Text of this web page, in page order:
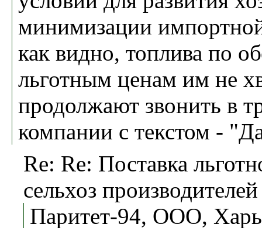
минимизации
как видно, топлива по
льготным ценам им не
продолжают звонить в
компании с текстом -
Re: Re: Поставка
сельхоз производителей
Паритет-94, ООО,